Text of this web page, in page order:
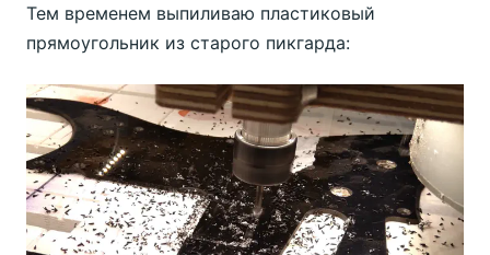
Тем временем выпиливаю пластиковый
прямоугольник из старого пикгарда: